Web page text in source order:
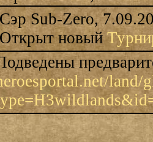
Сэр Sub-Zero,
Открыт новый
land/